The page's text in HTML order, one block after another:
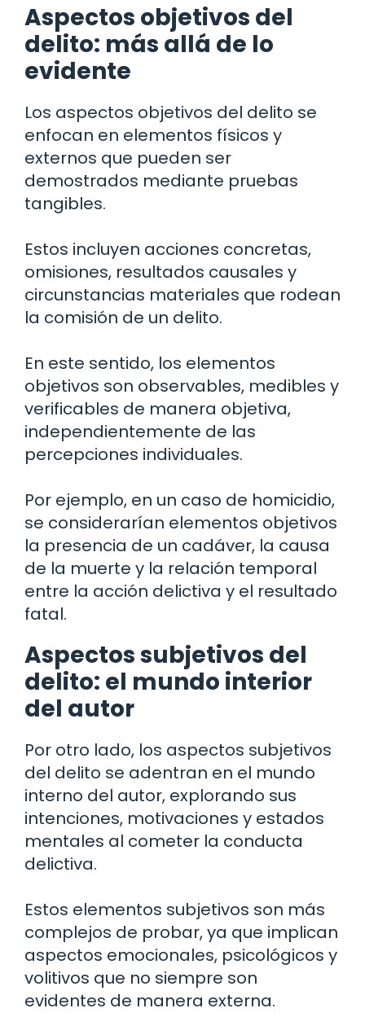
Aspectos objetivos del
delito: más allá de lo
evidente
Los aspectos objetivos del delito se
enfocan en elementos físicos y
externos que pueden ser
demostrados mediante pruebas
tangibles.
Estos incluyen acciones concretas,
omisiones, resultados causales y
circunstancias materiales que rodean
la comisión de un delito.
En este sentido, los elementos
objetivos son observables, medibles y
verificables de manera objetiva,
independientemente de las
percepciones individuales.
Por ejemplo, en un caso de homicidio,
se considerarían elementos objetivos
la presencia de un cadáver, la causa
de la muerte y la relación temporal
entre la acción delictiva y el resultado
fatal.
Aspectos subjetivos del
delito: el mundo interior
del autor
Por otro lado, los aspectos subjetivos
del delito se adentran en el mundo
interno del autor, explorando sus
intenciones, motivaciones y estados
mentales al cometer la conducta
delictiva.
Estos elementos subjetivos son más
complejos de probar, ya que implican
aspectos emocionales, psicológicos y
volitivos que no siempre son
evidentes de manera externa.